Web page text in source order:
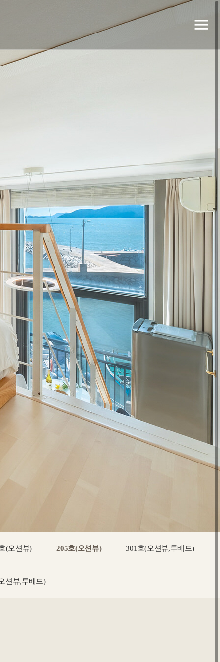
(오션뷰) 205호(오션뷰) 301호(오션뷰,투베드)
션뷰,투베드)